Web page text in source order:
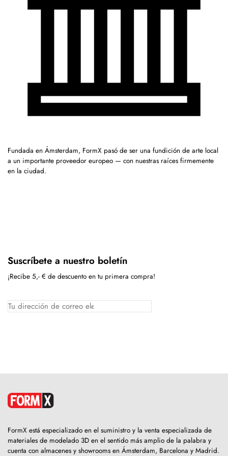
Fundada en Ámsterdam, FormX pasó de ser una fundición de arte local
a un importante proveedor europeo — con nuestras raíces firmemente
en la ciudad.
Suscríbete a nuestro boletín
¡Recibe 5,- € de descuento en tu primera compra!
FormX está especializado en el suministro y la venta especializada de
materiales de modelado 3D en el sentido más amplio de la palabra y
cuenta con almacenes y showrooms en Ámsterdam, Barcelona y Madrid.